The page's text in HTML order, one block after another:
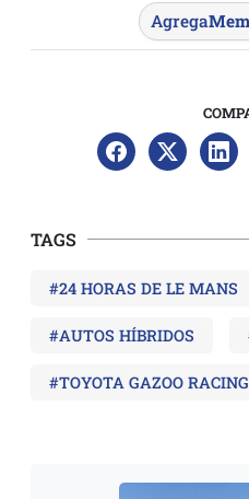
Agrega
TAGS
#24 HORAS DE LE MANS
#AUTOS HÍBRIDOS
#TOYOTA GAZOO RACING